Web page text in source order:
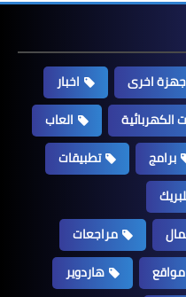
اخرى
اخبار
الكهربائية
العاب
برامج
تطبيقات
مراجعات
مواقع
هاردوير